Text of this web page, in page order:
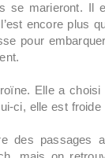
se marieront. Il
encore plus
pour
Elle a
ci, elle est
des passages